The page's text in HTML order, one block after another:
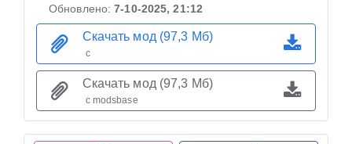
Обновлено:7-10-2025, 21:12
Скачать мод (97,3 Мб)
с
Скачать мод (97,3 Мб)
с modsbase